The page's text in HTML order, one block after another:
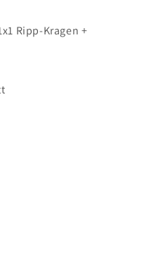
Ripp-Kragen +